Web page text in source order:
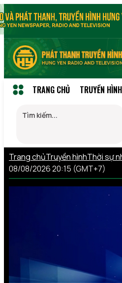
TRANG CHỦ TRUYỀN HÌNH
Trang chủTruyền hìnhThời sự
08/08/2026 20:15 (GMT+7)